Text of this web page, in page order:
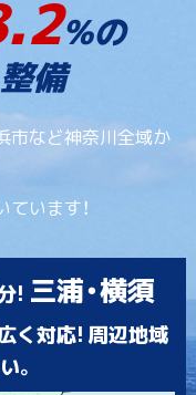
%の
備
市など神奈川全域か
います！
! 三浦・横須
く対応! 周辺地域
。